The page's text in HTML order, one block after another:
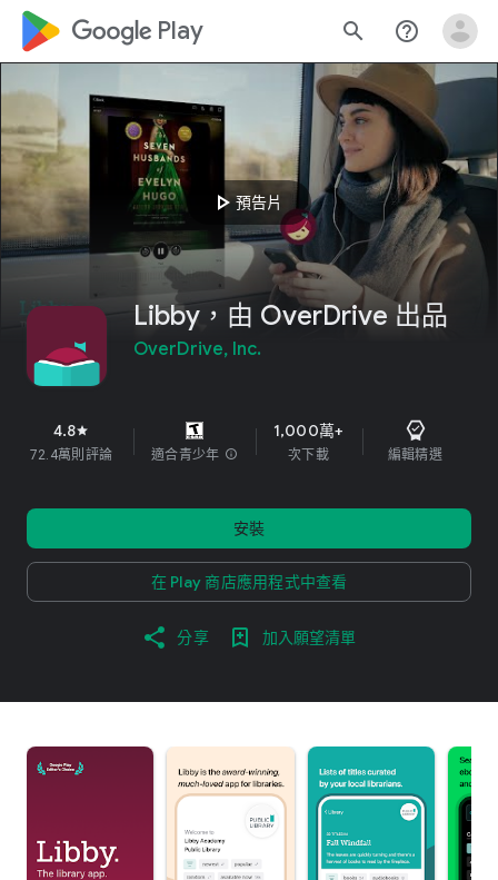
google_logo Play search help_outline
play_arrow預告片
Libby，由 OverDrive 出品
OverDrive, Inc.
4.8star
72.4萬則評論 適合青少年 info
1,000萬+
次下載 編輯精選
安裝
在 Play 商店應用程式中查看
分享 加入願望清單